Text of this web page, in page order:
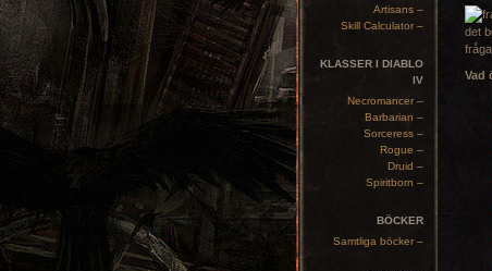
Artisans –
Skill Calculator –
KLASSER I DIABLO
IV
Necromancer –
Barbarian –
Sorceress –
Rogue –
Druid –
Spiritborn –
BÖCKER
Samtliga böcker –
det
Vad